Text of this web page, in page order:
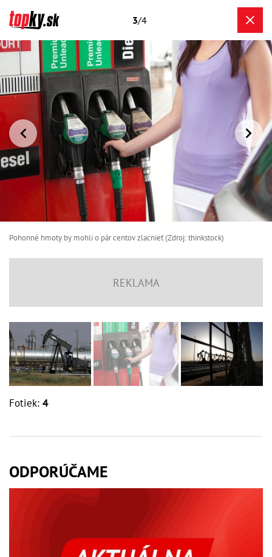
3/4
Pohonné hmoty by mohli o pár centov zlacnieť (Zdroj: thinkstock)
Fotiek: 4
ODPORÚČAME